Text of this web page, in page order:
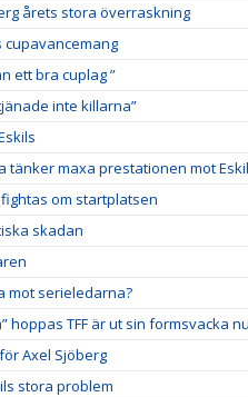
årets stora överraskning
cupavancemang
ett bra cuplag ”
inte killarna”
tänker maxa prestationen mot
om startplatsen
skadan
mot serieledarna?
hoppas TFF är ut sin formsvacka nu
Axel Sjöberg
stora problem